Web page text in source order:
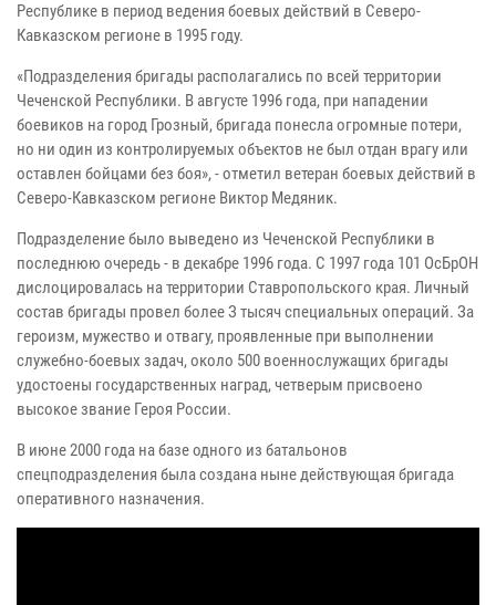
Республике в период ведения боевых действий в Северо-
Кавказском регионе в 1995 году.
«Подразделения бригады располагались по всей территории
Чеченской Республики. В августе 1996 года, при нападении
боевиков на город Грозный, бригада понесла огромные потери,
но ни один из контролируемых объектов не был отдан врагу или
оставлен бойцами без боя», - отметил ветеран боевых действий в
Северо-Кавказском регионе Виктор Медяник.
Подразделение было выведено из Чеченской Республики в
последнюю очередь - в декабре 1996 года. С 1997 года 101 ОсБрОН
дислоцировалась на территории Ставропольского края. Личный
состав бригады провел более З тысяч специальных операций. За
героизм, мужество и отвагу, проявленные при выполнении
служебно-боевых задач, около 500 военнослужащих бригады
удостоены государственных наград, четверым присвоено
высокое звание Героя России.
В июне 2000 года на базе одного из батальонов
спецподразделения была создана ныне действующая бригада
оперативного назначения.